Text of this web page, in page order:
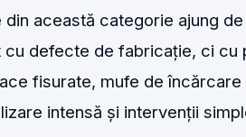
această categorie ajung
cu defecte de fabricație, ci cu
fisurate, mufe de încărcare
intensă și intervenții